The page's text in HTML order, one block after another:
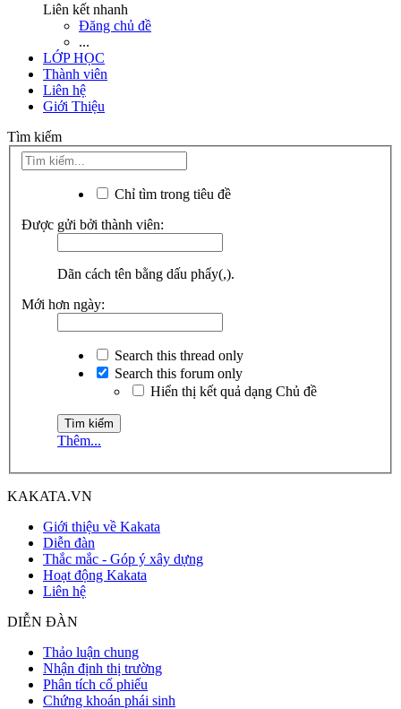
Liên kết nhanh
Đăng chủ đề
...
LỚP HỌC
Thành viên
Liên hệ
Giới Thiệu
Tìm kiếm
Chỉ tìm trong tiêu đề
Được gửi bởi thành viên:
Dãn cách tên bằng dấu phẩy(,).
Mới hơn ngày:
Search this thread only
Search this forum only
Hiển thị kết quả dạng Chủ đề
Thêm...
KAKATA.VN
Giới thiệu về Kakata
Diễn đàn
Thắc mắc - Góp ý xây dựng
Hoạt động Kakata
Liên hệ
DIỄN ĐÀN
Thảo luận chung
Nhận định thị trường
Phân tích cổ phiếu
Chứng khoán phái sinh